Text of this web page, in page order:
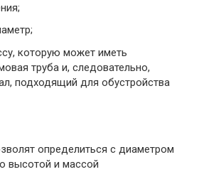
которую может иметь
труба и, следовательно,
подходящий для обустройства
определиться с диаметром
высотой и массой